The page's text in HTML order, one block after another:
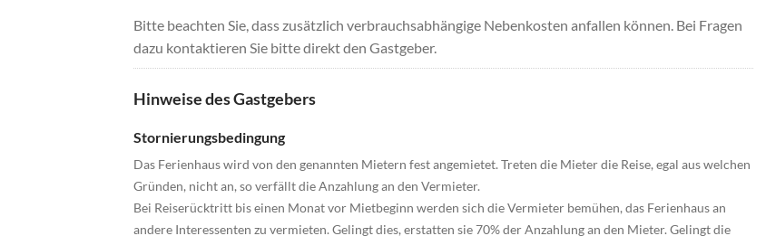
Bitte beachten Sie, dass zusätzlich verbrauchsabhängige Nebenkosten anfallen können. Bei Fragen
dazu kontaktieren Sie bitte direkt den Gastgeber.
Hinweise des Gastgebers
Stornierungsbedingung
Das Ferienhaus wird von den genannten Mietern fest angemietet. Treten die Mieter die Reise, egal aus welchen
Gründen, nicht an, so verfällt die Anzahlung an den Vermieter.
Bei Reiserücktritt bis einen Monat vor Mietbeginn werden sich die Vermieter bemühen, das Ferienhaus an
andere Interessenten zu vermieten. Gelingt dies, erstatten sie 70% der Anzahlung an den Mieter. Gelingt die